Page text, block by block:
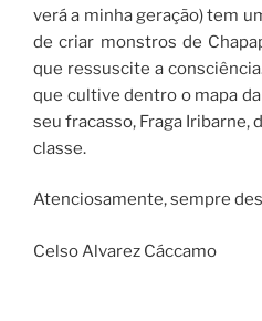
verá a minha geração) tem
de criar monstros de
que ressuscite a
que cultive dentro o mapa
seu fracasso, Fraga Iribarne,
classe.
Atenciosamente, sempre
Celso Alvarez Cáccamo